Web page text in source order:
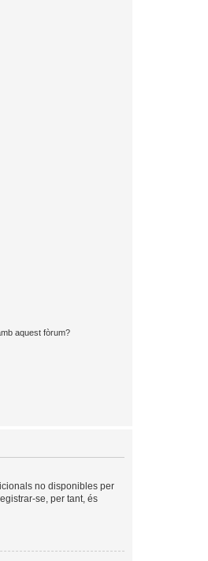
aquest fòrum?
no disponibles per
se, per tant, és